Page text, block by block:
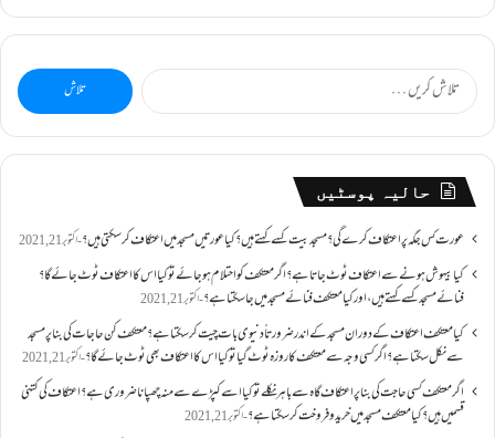
تلاش
کریں
حالیہ پوسٹیں
عورت کس جگہ پر اعتکاف کرے گی؟مسجد بیت کسے کہتے ہیں؟کیا عورتیں مسجد میں اعتکاف کر سکتی ہیں؟ اکتوبر 21, 2021
کیا بیہوش ہونے سے اعتکاف ٹوٹ جاتا ہے؟ اگر معتکف کو احتلام ہو جائے تو کیا اس کا اعتکاف ٹوٹ جائے گا؟
فنائے مسجد کسے کہتے ہیں ، اور کیا معتکف فنائے مسجد میں جا سکتا ہے؟ اکتوبر 21, 2021
کیا معتکف اعتکاف کے دوران مسجد کے اندر ضرورتاً دنیوی بات چیت کر سکتا ہے؟معتکف کن حاجات کی بنا پر مسجد
سے نکل سکتا ہے؟ اگر کسی وجہ سے معتکف کا روزہ ٹوٹ گیا تو کیا اس کا اعتکاف بھی ٹوٹ جائے گا؟ اکتوبر 21, 2021
اگر معتکف کسی حاجت کی بنا پر اعتکاف گاہ سے باہر نکلے تو کیا اسے کپڑے سے منہ چھپانا ضروری ہے؟اعتکاف کی کتنی
قسمیں ہیں؟کیا معتکف مسجد میں خرید و فروخت کر سکتا ہے؟ اکتوبر 21, 2021